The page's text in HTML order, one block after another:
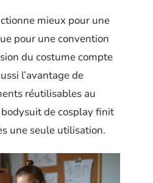
mieux pour une
pour une convention
du costume compte
l’avantage de
réutilisables au
de cosplay finit
une seule utilisation.